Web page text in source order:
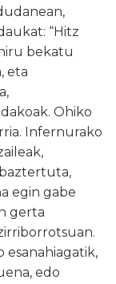
“Hitz
bekatu
eta
Ohiko
Infernurako
egin gabe
gerta
edo